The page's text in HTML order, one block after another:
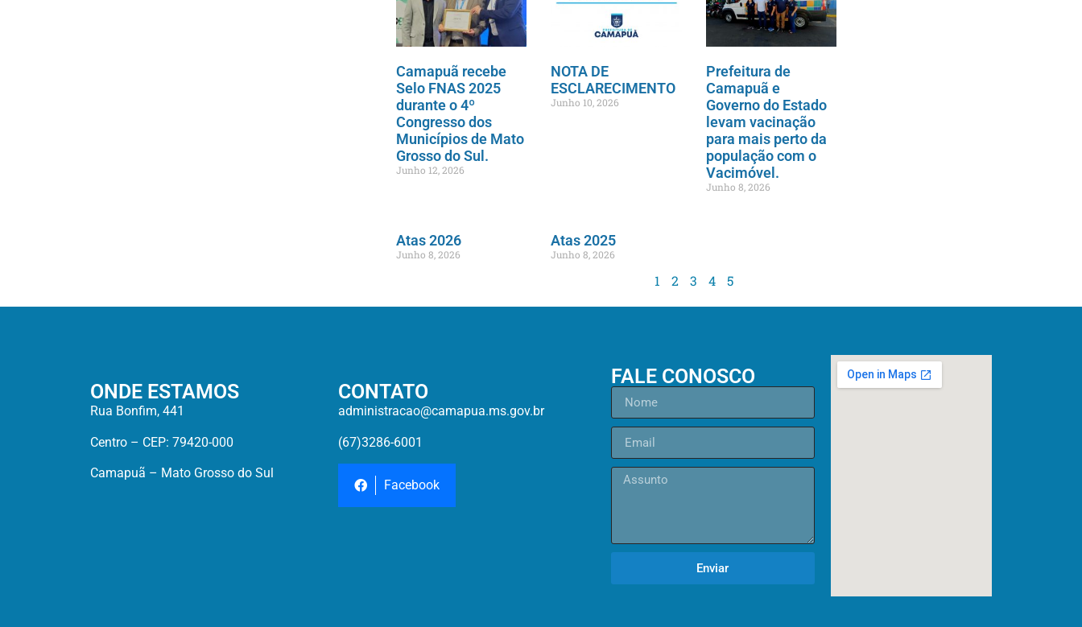
Camapuã recebe
Selo FNAS 2025
durante o 4º
Congresso dos
Municípios de Mato
Grosso do Sul.
Junho 12, 2026
NOTA DE
ESCLARECIMENTO
Junho 10, 2026
Prefeitura de
Camapuã e
Governo do Estado
levam vacinação
para mais perto da
população com o
Vacimóvel.
Junho 8, 2026
Atas 2026
Junho 8, 2026
Atas 2025
Junho 8, 2026
1 2 3 4 5
ONDE ESTAMOS
Rua Bonfim, 441
Centro – CEP: 79420-000
Camapuã – Mato Grosso do Sul
CONTATO
administracao@camapua.ms.gov.br
(67)3286-6001
Facebook
FALE CONOSCO
Enviar